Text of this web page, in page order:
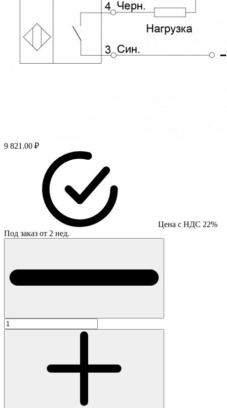
9 821.00 ₽
Цена с НДС 22%
Под заказ от 2 нед.